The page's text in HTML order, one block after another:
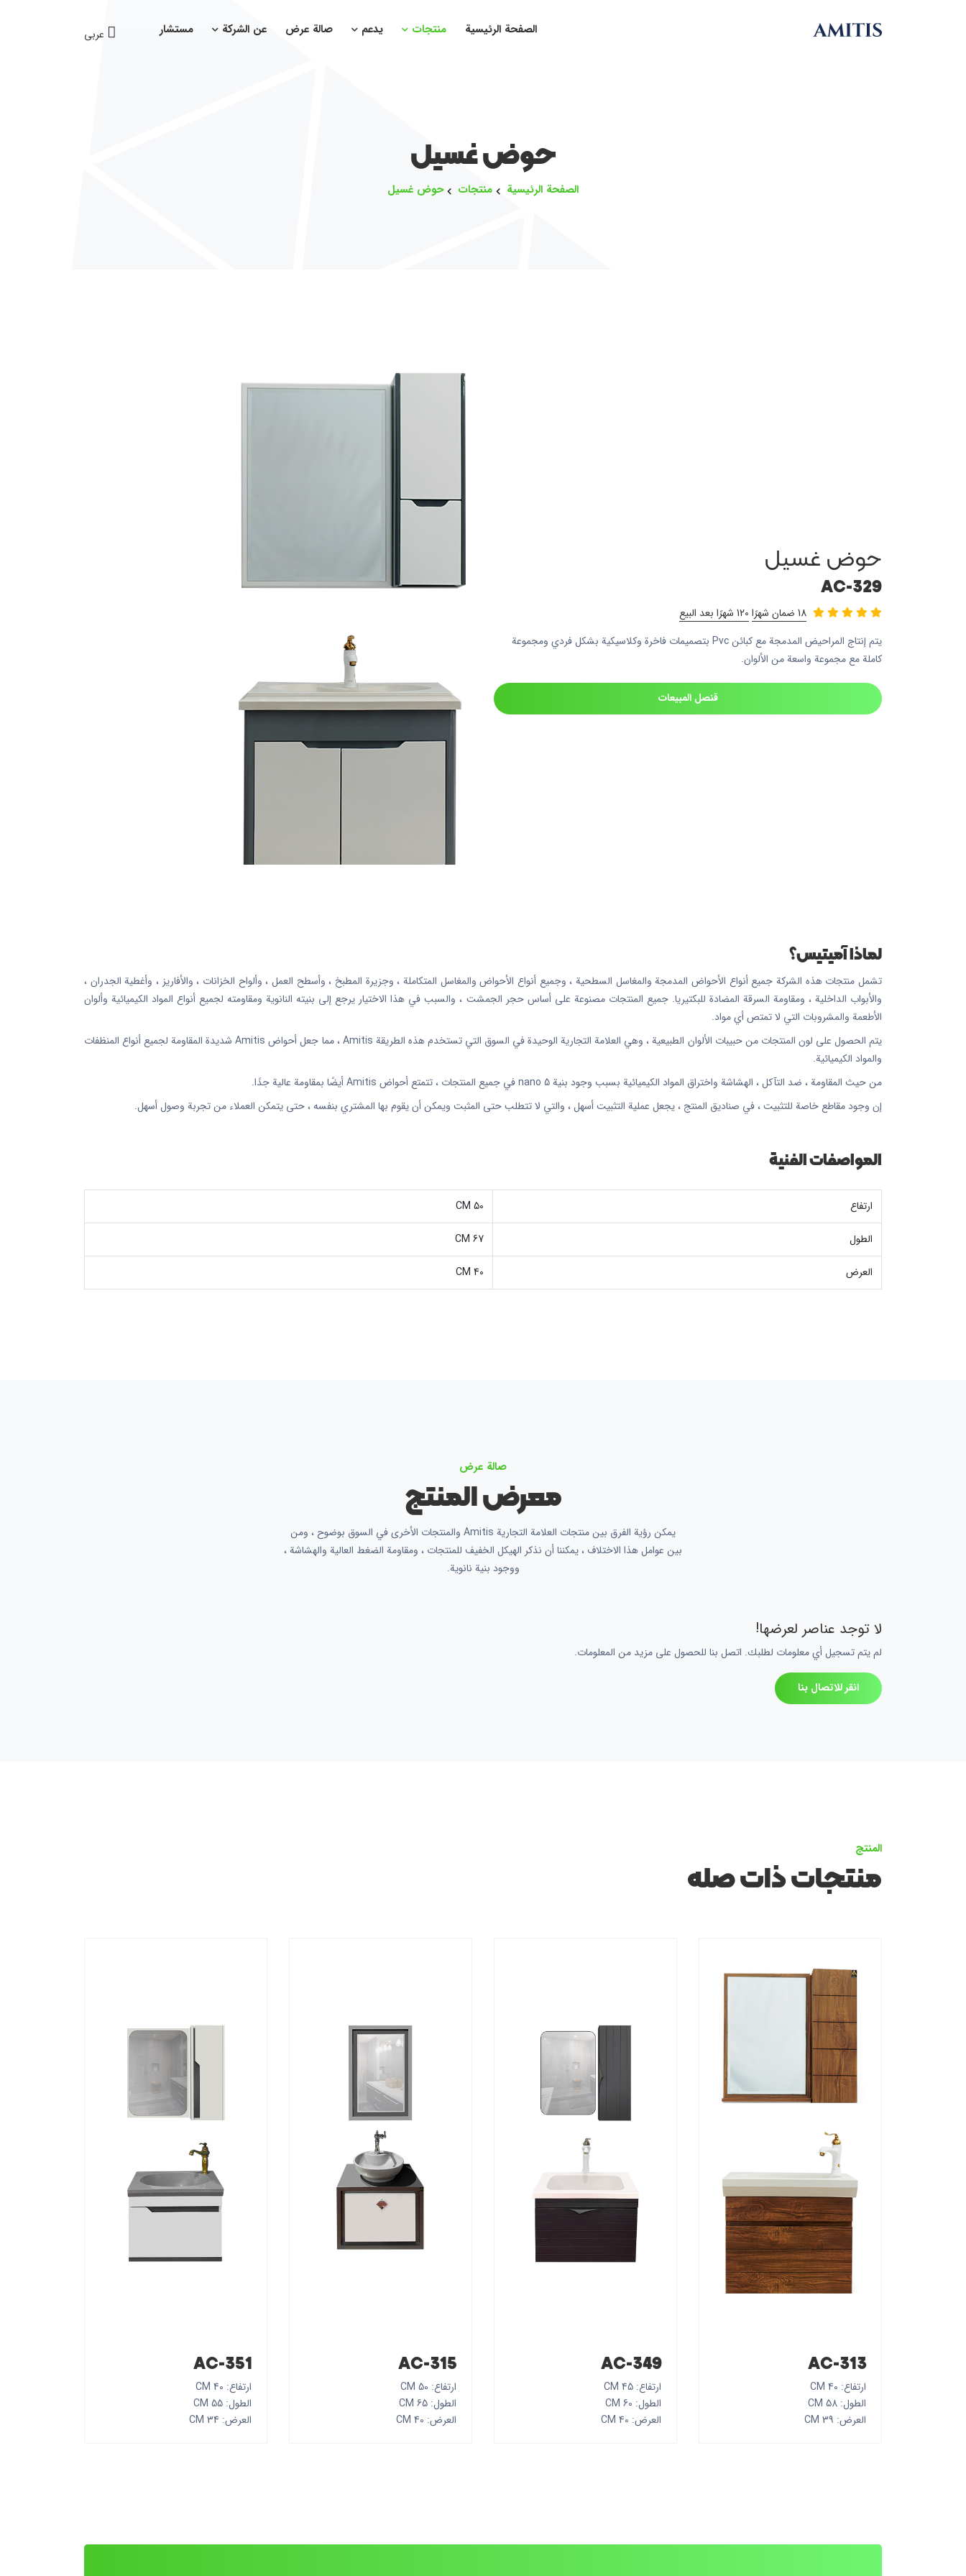
الصفحة الرئيسية منتجات يدعم صالة عرض عن الشركة مستشار عربی
حوض غسيل
الصفحة الرئيسية منتجات حوض غسيل
حوض غسيل
AC-329
18 ضمان شهرًا
120 شهرًا بعد البيع
يتم إنتاج المراحيض المدمجة مع كبائن Pvc بتصميمات فاخرة وكلاسيكية بشكل فردي ومجموعة
كاملة مع مجموعة واسعة من الألوان.
قنصل المبيعات
لماذا آميتيس؟
تشمل منتجات هذه الشركة جميع أنواع الأحواض المدمجة والمغاسل السطحية ، وجميع أنواع الأحواض والمغاسل المتكاملة ، وجزيرة المطبخ ، وأسطح العمل ، وألواح الخزانات ، والأفاريز ، وأغطية الجدران ،
والأبواب الداخلية ، ومقاومة السرقة المضادة للبكتيريا. جميع المنتجات مصنوعة على أساس حجر الجمشت ، والسبب في هذا الاختيار يرجع إلى بنيته النانوية ومقاومته لجميع أنواع المواد الكيميائية وألوان
الأطعمة والمشروبات التي لا تمتص أي مواد.
يتم الحصول على لون المنتجات من حبيبات الألوان الطبيعية ، وهي العلامة التجارية الوحيدة في السوق التي تستخدم هذه الطريقة Amitis ، مما جعل أحواض Amitis شديدة المقاومة لجميع أنواع المنظفات
والمواد الكيميائية.
من حيث المقاومة ، ضد التآكل ، الهشاشة واختراق المواد الكيميائية بسبب وجود بنية nano 5 في جميع المنتجات ، تتمتع أحواض Amitis أيضًا بمقاومة عالية جدًا.
إن وجود مقاطع خاصة للتثبيت ، في صناديق المنتج ، يجعل عملية التثبيت أسهل ، والتي لا تتطلب حتى المثبت ويمكن أن يقوم بها المشتري بنفسه ، حتى يتمكن العملاء من تجربة وصول أسهل.
المواصفات الفنية
ارتفاع 50 CM
الطول 67 CM
العرض 40 CM
صالة عرض
معرض المنتج
يمكن رؤية الفرق بين منتجات العلامة التجارية Amitis والمنتجات الأخرى في السوق بوضوح ، ومن
بين عوامل هذا الاختلاف ، يمكننا أن نذكر الهيكل الخفيف للمنتجات ، ومقاومة الضغط العالية والهشاشة ،
ووجود بنية نانوية.
لا توجد عناصر لعرضها!
لم يتم تسجيل أي معلومات لطلبك. اتصل بنا للحصول على مزيد من المعلومات.
انقر للاتصال بنا
المنتج
منتجات ذات صله
AC-313
ارتفاع: 40 CM
الطول: 58 CM
العرض: 39 CM
AC-349
ارتفاع: 45 CM
الطول: 60 CM
العرض: 40 CM
AC-315
ارتفاع: 50 CM
الطول: 65 CM
العرض: 40 CM
AC-351
ارتفاع: 40 CM
الطول: 55 CM
العرض: 34 CM